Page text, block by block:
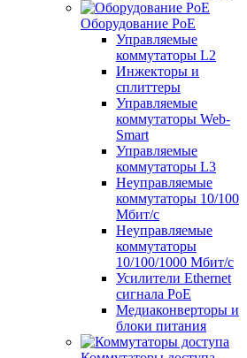
Оборудование PoE
Управляемые
коммутаторы L2
Инжекторы и
сплиттеры
Управляемые
коммутаторы Web-
Smart
Управляемые
коммутаторы L3
Неуправляемые
коммутаторы 10/100
Мбит/с
Неуправляемые
коммутаторы
10/100/1000 Мбит/с
Усилители Ethernet
сигнала PoE
Медиаконверторы и
блоки питания